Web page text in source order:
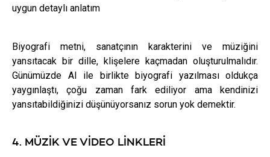
uygun detaylı anlatım
Biyografi metni, sanatçının karakterini ve müziğini
yansıtacak bir dille, klişelere kaçmadan oluşturulmalıdır.
Günümüzde AI ile birlikte biyografi yazılması oldukça
yaygınlaştı, çoğu zaman fark ediliyor ama kendinizi
yansıtabildiğinizi düşünüyorsanız sorun yok demektir.
4. MÜZIK VE VIDEO LINKLERI